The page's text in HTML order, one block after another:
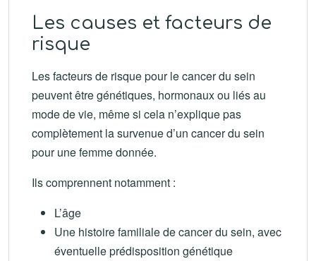
Les causes et facteurs de
risque
Les facteurs de risque pour le cancer du sein
peuvent être génétiques, hormonaux ou liés au
mode de vie, même si cela n’explique pas
complètement la survenue d’un cancer du sein
pour une femme donnée.
Ils comprennent notamment :
L’âge
Une histoire familiale de cancer du sein, avec
éventuelle prédisposition génétique